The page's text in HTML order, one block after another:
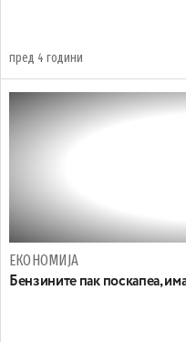
пред 4 години
ЕКОНОМИЈА
Бензините пак поскапеа,